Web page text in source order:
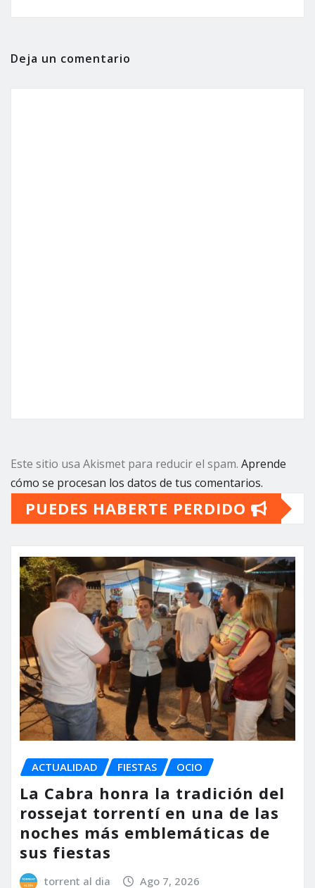
Deja un comentario
Este sitio usa Akismet para reducir el spam. Aprende
cómo se procesan los datos de tus comentarios.
PUEDES HABERTE PERDIDO
ACTUALIDAD FIESTAS OCIO
La Cabra honra la tradición del
rossejat torrentí en una de las
noches más emblemáticas de
sus fiestas
torrent al dia Ago 7, 2026